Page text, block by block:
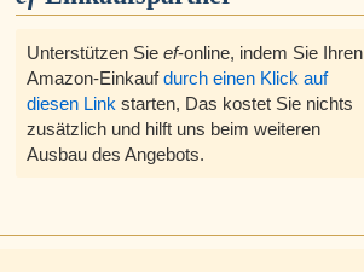
Unterstützen Sie ef-online, indem Sie Ihren
Amazon-Einkaufdurch einen Klick auf
diesen Link starten, Das kostet Sie nichts
zusätzlich und hilft uns beim weiteren
Ausbau des Angebots.